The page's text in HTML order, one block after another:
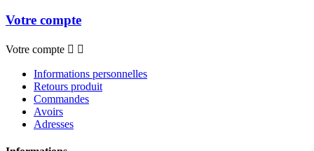
Votre compte
Votre compte  
Informations personnelles
Retours produit
Commandes
Avoirs
Adresses